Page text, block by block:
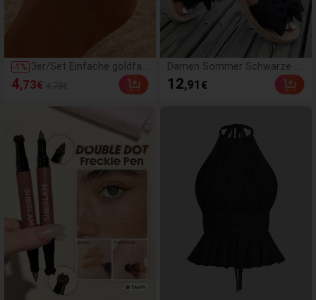
-1 % 3er/Set Einfache goldfar
bene kreisförmige Anhän
ger Quasten Perlen Fußk
net für den täglichen Geb
rauch und Urlaub, Boho C
hic
4,73€
Damen Sommer Schwarze Ni
edliche Schmetterling Blume
n Flache Sandalen, Bequeme
artys, Strand Valentinstag, B
12,91 €